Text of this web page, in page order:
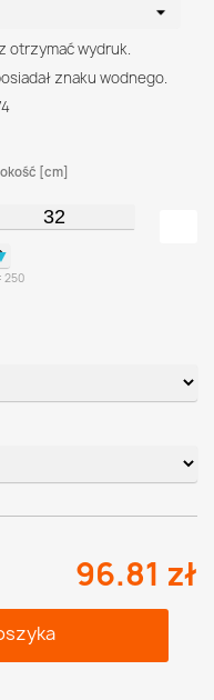
otrzymać wydruk.
znaku wodnego.
[cm]
250
96.81 zł